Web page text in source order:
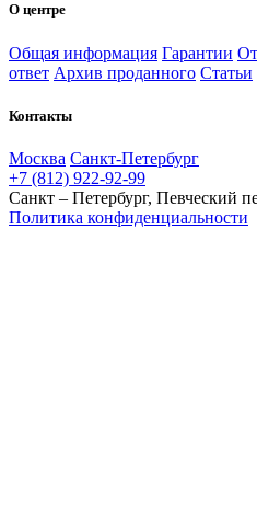
О центре
Общая информация Гарантии
ответ Архив проданного Статьи
Контакты
Москва Санкт-Петербург
+7 (812) 922-92-99
Санкт – Петербург, Певческий
Политика конфиденциальности